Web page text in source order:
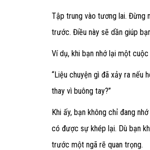
Tập trung vào tương lai. Đừng
trước. Điều này sẽ dần giúp
Ví dụ, khi bạn nhớ lại một
“Liệu chuyện gì đã xảy ra nếu
thay vì buông tay?”
Khi ấy, bạn không chỉ đang
có được sự khép lại. Dù bạn
trước một ngã rẽ quan trọng.